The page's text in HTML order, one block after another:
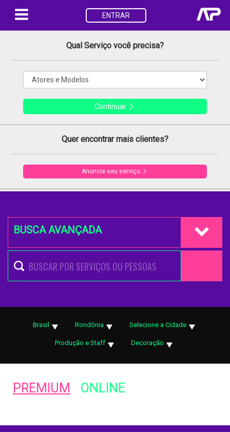
ENTRAR
Qual Serviço você precisa?
Continuar
Quer encontrar mais clientes?
Anuncie seu serviço
BUSCA AVANÇADA
Brasil Rondônia Selecione a Cidade
Produção e Staff Decoração
PREMIUM ONLINE